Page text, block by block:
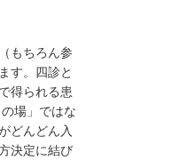
もちろん参
す。四診と
得られる患
場」ではな
どんどん入
決定に結び